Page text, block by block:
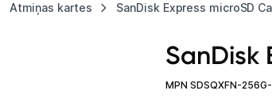
Atmiņas kartes SanDisk Express microSD
Akcijas
SanDisk
MPN SDSQXFN-